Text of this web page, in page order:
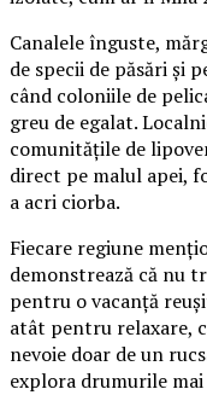
Canalele înguste,
de specii de păsări și
când coloniile de
greu de egalat.
comunitățile de
direct pe malul apei,
a acri ciorba.
Fiecare regiune
demonstrează că nu
pentru o vacanță
atât pentru relaxare,
nevoie doar de un
explora drumurile